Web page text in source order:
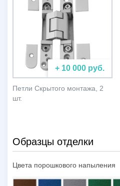
+ 10 000 руб.
Петли Скрытого монтажа, 2
шт.
Образцы отделки
Цвета порошкового напыления